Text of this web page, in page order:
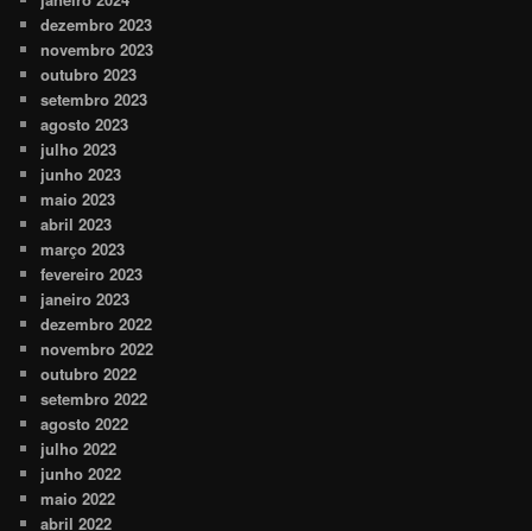
dezembro 2023
novembro 2023
outubro 2023
setembro 2023
agosto 2023
julho 2023
junho 2023
maio 2023
abril 2023
março 2023
fevereiro 2023
janeiro 2023
dezembro 2022
novembro 2022
outubro 2022
setembro 2022
agosto 2022
julho 2022
junho 2022
maio 2022
abril 2022